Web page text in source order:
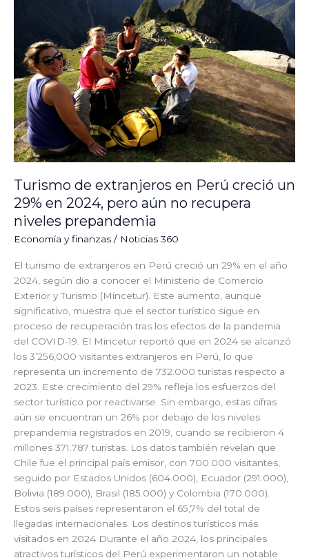
Turismo de extranjeros en Perú creció un
29% en 2024, pero aún no recupera
niveles prepandemia
⁠Economía y finanzas / Noticias 360
El turismo de extranjeros en Perú creció un 29% en el año
2024, según dio a conocer el Ministerio de Comercio
Exterior y Turismo (Mincetur). Este aumento, aunque
significativo, muestra que el sector turístico sigue en
proceso de recuperación tras los efectos de la pandemia
del COVID-19. El Mincetur reportó que en 2024 se alcanzó
los 3’256,000 visitantes extranjeros en Perú, lo que
representa un incremento de 732.000 turistas respecto a
2023. Este crecimiento del 29% refleja los esfuerzos del
sector turístico por reactivarse. Sin embargo, estas cifras
aún se encuentran un 26% por debajo de los niveles
prepandemia registrados en 2019, cuando se recibieron 4
millones 371.787 turistas. Los datos también revelan que
Chile fue el principal país emisor, con 700.000 visitantes,
seguido por Estados Unidos (604.000), Ecuador (291.000),
Bolivia (189.000), Brasil (185.000) y Colombia (170.000).
Estos seis países representaron el 65,7% del total de
llegadas internacionales. Los destinos turísticos más
visitados en 2024 Durante el año 2024, los principales
atractivos turísticos del Perú experimentaron un notable
creció
un
29%
en
2024,
pero
aún
no
niveles
prepandemia